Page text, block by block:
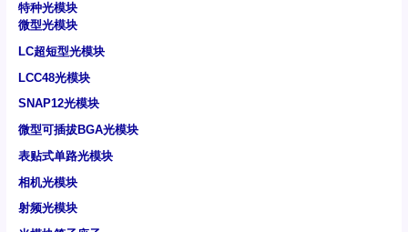
特种光模块
微型光模块
LC超短型光模块
LCC48光模块
SNAP12光模块
微型可插拔BGA光模块
表贴式单路光模块
相机光模块
射频光模块